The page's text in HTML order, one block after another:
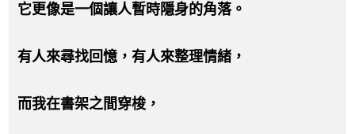
它更像是一個讓人暫時隱身的角落。
有人來尋找回憶，有人來整理情緒，
而我在書架之間穿梭，